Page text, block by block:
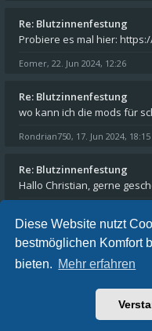
Diese Website nutzt
bestmöglichen Komfort
bieten. Mehr erfahren
Re: Blutzinnenfestung
Eomer, 22. Jun 2024, 12:26
Re: Blutzinnenfestung
wo kann ich die mods für
Rondrian750, 17. Jun 2024, 18:15
Re: Blutzinnenfestung
Sternenschweif.com
Alle